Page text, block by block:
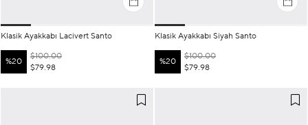
Klasik Ayakkabı Lacivert Santo
%20
$79.98
$100.00
Klasik Ayakkabı Siyah Santo
%20
$79.98
$100.00